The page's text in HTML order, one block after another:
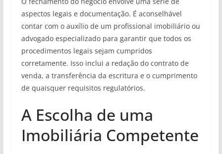
aspectos legais e documentação. É aconselhável
contar com o auxílio de um profissional imobiliário ou
advogado especializado para garantir que todos os
procedimentos legais sejam cumpridos
corretamente. Isso inclui a redação do contrato de
venda, a transferência da escritura e o cumprimento
de quaisquer requisitos regulatórios.
A Escolha de uma
Imobiliária Competente